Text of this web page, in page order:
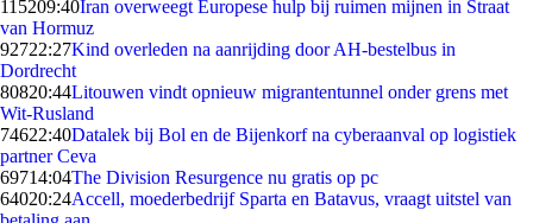
115209:40Iran overweegt Europese hulp bij ruimen mijnen in Straat
van Hormuz
92722:27Kind overleden na aanrijding door AH-bestelbus in
Dordrecht
80820:44Litouwen vindt opnieuw migrantentunnel onder grens met
Wit-Rusland
74622:40Datalek bij Bol en de Bijenkorf na cyberaanval op logistiek
partner Ceva
69714:04The Division Resurgence nu gratis op pc
64020:24Accell, moederbedrijf Sparta en Batavus, vraagt uitstel van